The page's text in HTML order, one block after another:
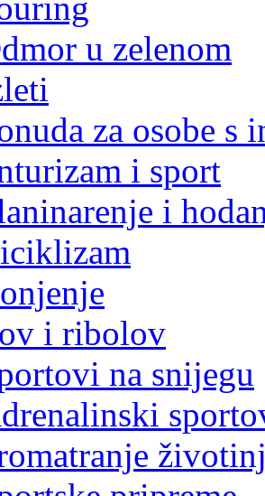
u zelenom
za osobe s
i sport
i
i ribolov
na snijegu